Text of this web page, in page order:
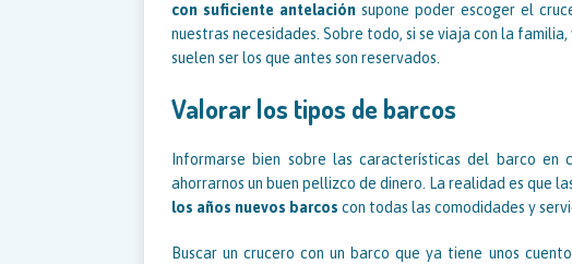
con suficiente antelación supone poder escoger el
nuestras necesidades. Sobre todo, si se viaja con la
suelen ser los que antes son reservados.
Valorar los tipos de barcos
Informarse bien sobre las características del barco en
ahorrarnos un buen pellizco de dinero. La realidad es que
los años nuevos barcos con todas las comodidades y
Buscar un crucero con un barco que ya tiene unos